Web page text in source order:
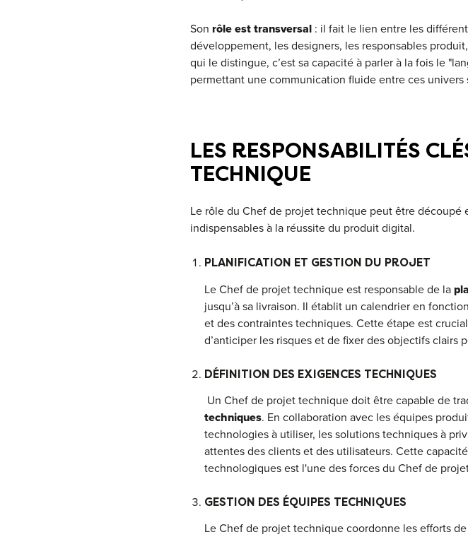
Son rôle est transversal: il fait le lien entre les
développement, les designers, les responsables
qui le distingue, c’est sa capacité à parler à la fois le
permettant une communication fluide entre ces univers
LES RESPONSABILITÉS
TECHNIQUE
Le rôle du Chef de projet technique peut être découpé
indispensables à la réussite du produit digital.
PLANIFICATION ET GESTION DU PROJET
Le Chef de projet technique est responsable de la
jusqu’à sa livraison. Il établit un calendrier en
et des contraintes techniques. Cette étape est
d’anticiper les risques et de fixer des objectifs clairs
DÉFINITION DES EXIGENCES TECHNIQUES
Un Chef de projet technique doit être capable de
techniques. En collaboration avec les équipes
technologies à utiliser, les solutions techniques à
attentes des clients et des utilisateurs. Cette
technologiques est l'une des forces du Chef de
GESTION DES ÉQUIPES TECHNIQUES
Le Chef de projet technique coordonne les efforts